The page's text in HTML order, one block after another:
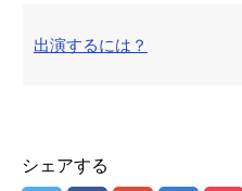
出演するには？
シェアする